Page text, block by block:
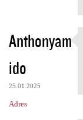
Anthonyam
ido
25.01.2025
Adres